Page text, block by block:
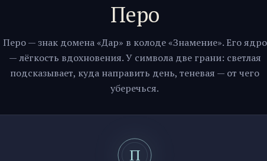
Перо
Перо— знак домена «Дар» в колоде «Знамение». Его ядро
—лёгкость вдохновения. У символа две грани: светлая
подсказывает, куда направить день, теневая — от чего
уберечься.